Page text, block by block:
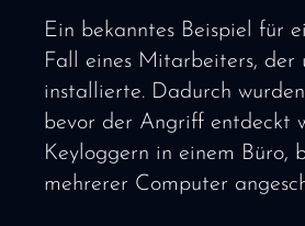
Ein bekanntes Beispiel für
Fall eines Mitarbeiters, der
installierte. Dadurch
bevor der Angriff entdeckt
Keyloggern in einem Büro,
mehrerer Computer